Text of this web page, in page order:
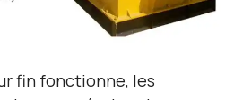
fin fonctionne, les